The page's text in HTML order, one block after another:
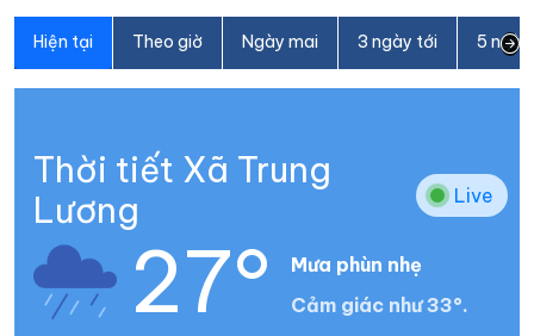
Hiện tại Theo giờ Ngày mai 3 ngày tới 5
Thời tiết Xã Trung
Lương
Live
27°
Mưa phùn nhẹ
Cảm giác như 33°.